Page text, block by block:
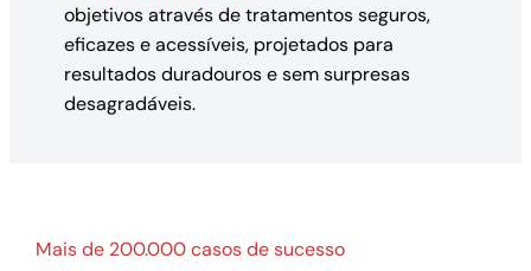
objetivos através de tratamentos seguros,
eficazes e acessíveis, projetados para
resultados duradouros e sem surpresas
desagradáveis.
Mais de 200.000 casos de sucesso